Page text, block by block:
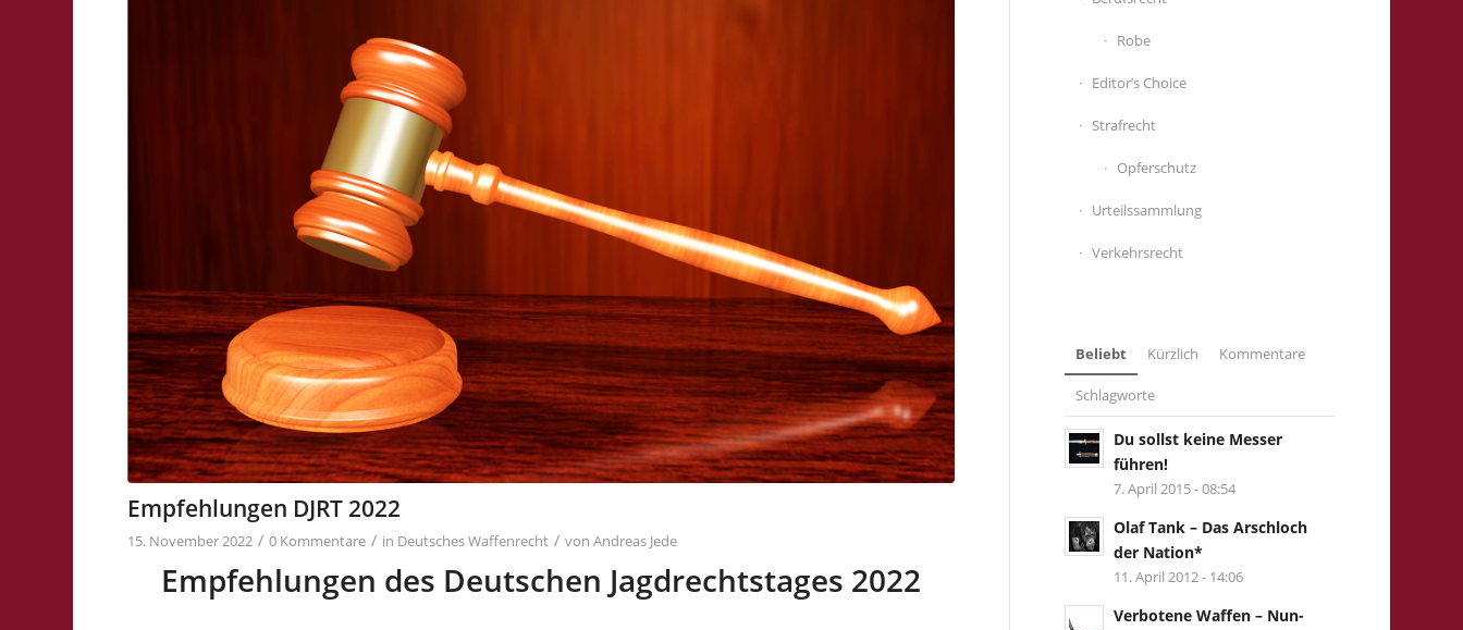
Empfehlungen DJRT 2022
15. November 2022 / 0 Kommentare / in Deutsches Waffenrecht / vonAndreas Jede
Empfehlungen des Deutschen Jagdrechtstages 2022
Robe
Editor’s Choice
Strafrecht
Opferschutz
Urteilssammlung
Verkehrsrecht
Beliebt Kürzlich Kommentare
Schlagworte
Du sollst keine Messer
führen!
7. April 2015 - 08:54
Olaf Tank – Das Arschloch
der Nation*
11. April 2012 - 14:06
Verbotene Waffen – Nun-